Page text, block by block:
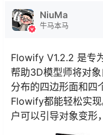
NiuMa
牛马本马
Flowify V1.2.2 是专
帮助3D模型师将对
分布的四边形面和四
Flowify都能轻松实
户可以引导对象变形